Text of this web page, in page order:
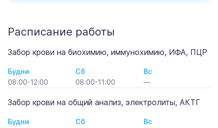
Расписание работы
Забор крови на биохимию, иммунохимию, ИФА, ПЦР
Будни
08:00-12:00
Сб
08:00-11:00
Вс
—
Забор крови на общий анализ, электролиты, АКТГ
Будни
Сб
Вс